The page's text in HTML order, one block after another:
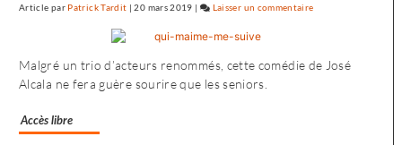
Article par Patrick Tardit |20 mars 2019 Laisser un commentaire
l’Ouest
Malgré un trio d’acteurs renommés, cette comédie de José
Alcala ne fera guère sourire que les seniors.
Accès libre